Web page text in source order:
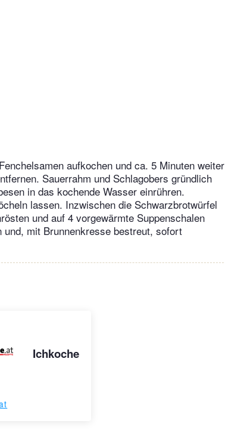
aufkochen und ca. 5 Minuten weiter
Sauerrahm und Schlagobers gründlich
in das kochende Wasser einrühren.
lassen. Inzwischen die Schwarzbrotwürfel
und auf 4 vorgewärmte Suppenschalen
mit Brunnenkresse bestreut, sofort
Ichkoche